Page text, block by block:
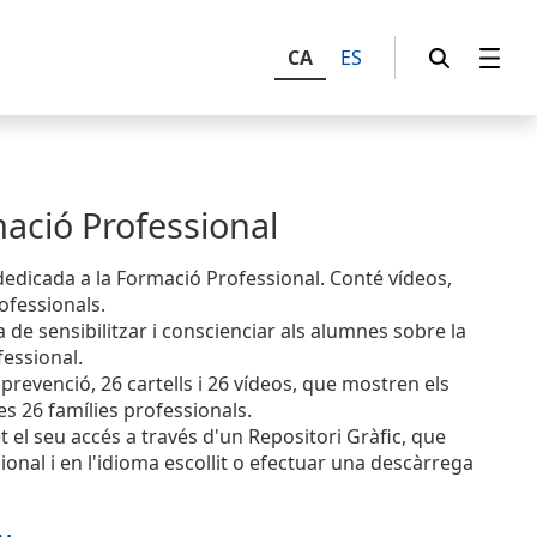
CA ES
Professional
a la Formació Professional. Conté vídeos,
sensibilitzar i conscienciar als alumnes sobre la
26 cartells i 26 vídeos, que mostren els
26 famílies professionals.
seu accés a través d'un Repositori Gràfic, que
i en l'idioma escollit o efectuar una descàrrega